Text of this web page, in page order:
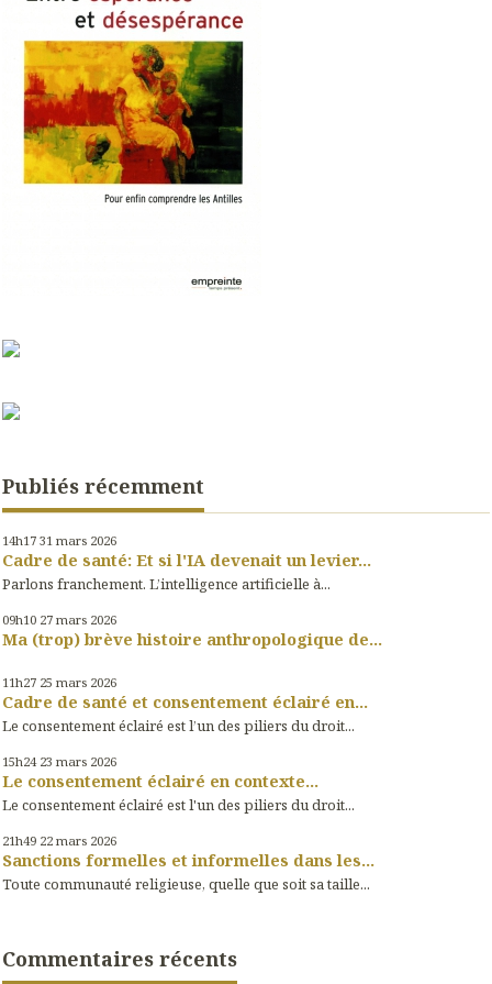
Publiés récemment
14h17 31 mars 2026
Cadre de santé: Et si l'IA devenait un levier...
Parlons franchement. L’intelligence artificielle à...
09h10 27 mars 2026
Ma (trop) brève histoire anthropologique de...
11h27 25 mars 2026
Cadre de santé et consentement éclairé en...
Le consentement éclairé est l’un des piliers du droit...
15h24 23 mars 2026
Le consentement éclairé en contexte...
Le consentement éclairé est l'un des piliers du droit...
21h49 22 mars 2026
Sanctions formelles et informelles dans les...
Toute communauté religieuse, quelle que soit sa taille...
Commentaires récents